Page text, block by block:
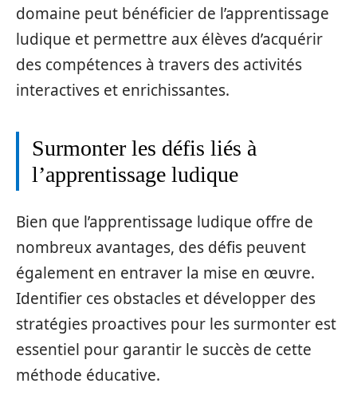
domaine peut bénéficier de l’apprentissage
ludique et permettre aux élèves d’acquérir
des compétences à travers des activités
interactives et enrichissantes.
Surmonter les défis liés à
l’apprentissage ludique
Bien que l’apprentissage ludique offre de
nombreux avantages, des défis peuvent
également en entraver la mise en œuvre.
Identifier ces obstacles et développer des
stratégies proactives pour les surmonter est
essentiel pour garantir le succès de cette
méthode éducative.